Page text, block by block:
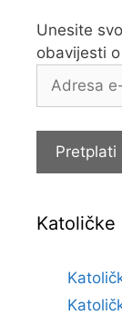
Unesite
obavijesti
Adresa
Pretplati
Katoličke